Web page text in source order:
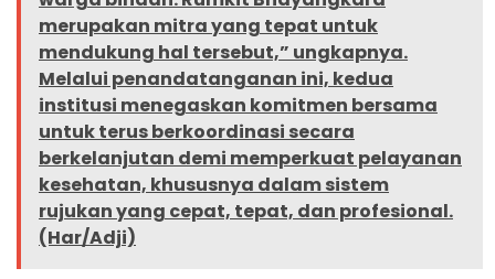
merupakan mitra yang tepat untuk
mendukung hal tersebut,” ungkapnya.
Melalui penandatanganan ini, kedua
institusi menegaskan komitmen bersama
untuk terus berkoordinasi secara
berkelanjutan demi memperkuat pelayanan
kesehatan, khususnya dalam sistem
rujukan yang cepat, tepat, dan profesional.
(Har/Adji)